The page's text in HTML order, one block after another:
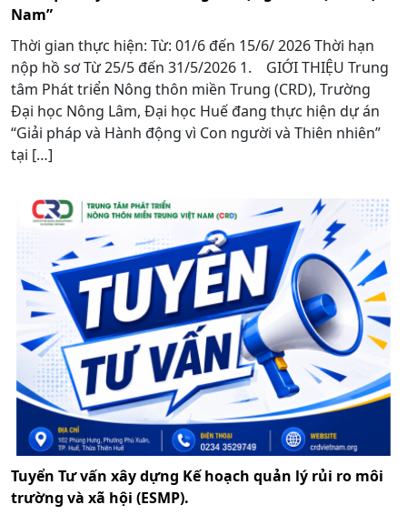
Nam”
Thời gian thực hiện: Từ: 01/6 đến 15/6/ 2026 Thời hạn
nộp hồ sơ Từ 25/5 đến 31/5/2026 1. GIỚI THIỆU Trung
tâm Phát triển Nông thôn miền Trung (CRD), Trường
Đại học Nông Lâm, Đại học Huế đang thực hiện dự án
“Giải pháp và Hành động vì Con người và Thiên nhiên”
tại […]
Tuyển Tư vấn xây dựng Kế hoạch quản lý rủi ro môi
trường và xã hội (ESMP).